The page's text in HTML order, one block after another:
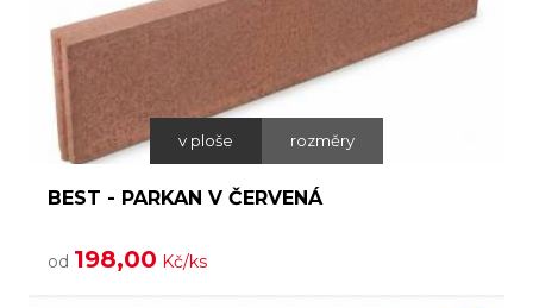
v ploše rozměry
BEST - PARKAN V ČERVENÁ
od 198,00 Kč/ks